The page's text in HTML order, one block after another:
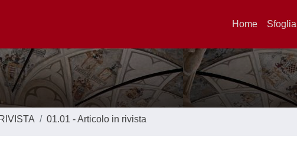
Home Sfoglia
01.01 - Articolo in rivista